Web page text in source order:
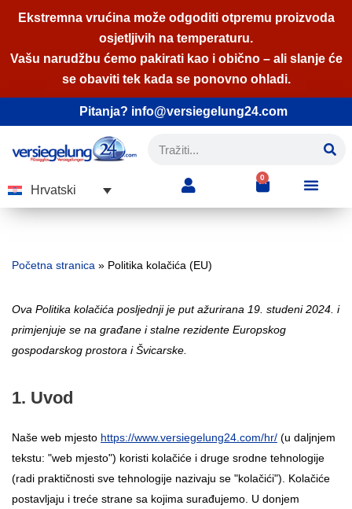
to
Ekstremna vrućina može odgoditi otpremu proizvoda
osjetljivih na temperaturu.
Vašu narudžbu ćemo pakirati kao i obično – ali slanje će
se obaviti tek kada se ponovno ohladi.
Pitanja? info@versiegelung24.com
Hrvatski
0
Početna stranica » Politika kolačića (EU)
Ova Politika kolačića posljednji je put ažurirana 19. studeni 2024. i
primjenjuje se na građane i stalne rezidente Europskog
gospodarskog prostora i Švicarske.
1. Uvod
Naše web mjesto https://www.versiegelung24.com/hr/ (u daljnjem
tekstu: "web mjesto") koristi kolačiće i druge srodne tehnologije
(radi praktičnosti sve tehnologije nazivaju se "kolačići"). Kolačiće
postavljaju i treće strane sa kojima surađujemo. U donjem